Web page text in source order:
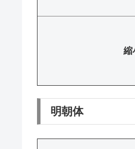
縮
明朝体